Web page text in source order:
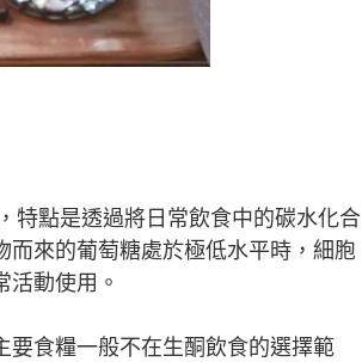
特點是透過將日常飲食中的碳水化合
來的葡萄糖處於極低水平時，細胞
動使用。
要食糧一般不在生酮飲食的選擇範